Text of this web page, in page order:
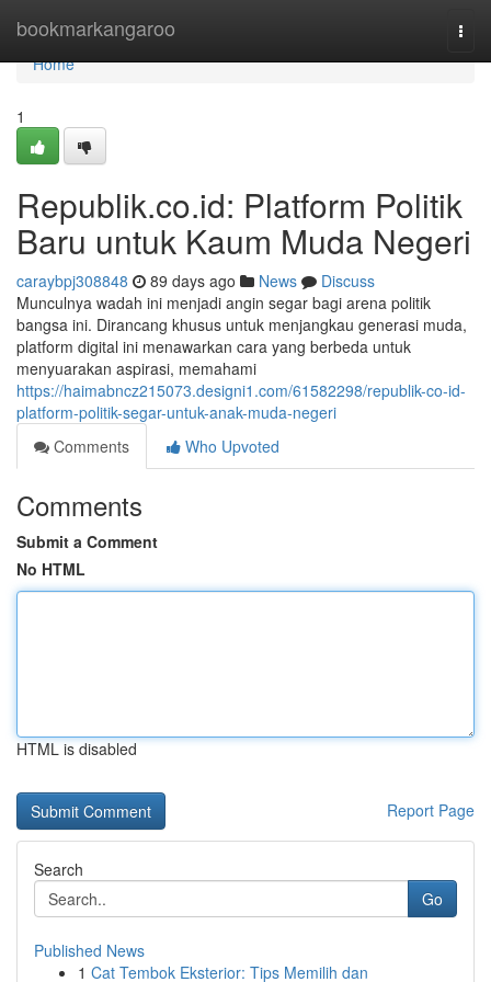
bookmarkangaroo
Home
Home
1
Republik.co.id: Platform Politik
Baru untuk Kaum Muda Negeri
caraybpj308848 89 days ago News
Discuss
Munculnya wadah ini menjadi angin segar bagi arena politik
bangsa ini. Dirancang khusus untuk menjangkau generasi muda,
platform digital ini menawarkan cara yang berbeda untuk
menyuarakan aspirasi, memahami
https://haimabncz215073.designi1.com/61582298/republik-co-id-
platform-politik-segar-untuk-anak-muda-negeri
Comments
Who Upvoted
Comments
Submit a Comment
No HTML
HTML is disabled
Report Page
Search
Go
Published News
1 Cat Tembok Eksterior: Tips Memilih dan